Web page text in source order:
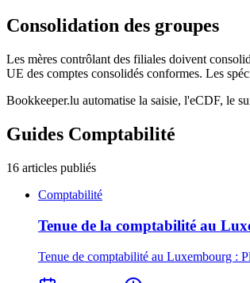
Consolidation des groupes
Les mères contrôlant des filiales doivent
UE des comptes consolidés conformes. Les
Bookkeeper.lu automatise la saisie, l'eCDF, le
Guides Comptabilité
16 articles publiés
Comptabilité
Tenue de la comptabilité au
Tenue de comptabilité au Luxembourg :